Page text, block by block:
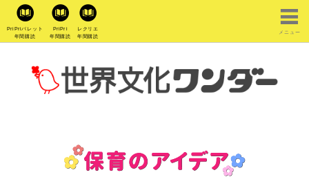
PriPriパレット
年間購読
PriPri
年間購読
レクリエ
年間購読
メニュー